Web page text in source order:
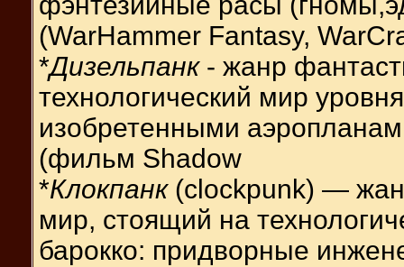
(WarHammer Fantasy,
*Дизельпанк - жанр
технологический мир
изобретенными
(фильм Shadow
*Клокпанк (clockpunk) —
мир, стоящий на
барокко: придворные